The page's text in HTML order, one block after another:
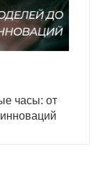
часы: от